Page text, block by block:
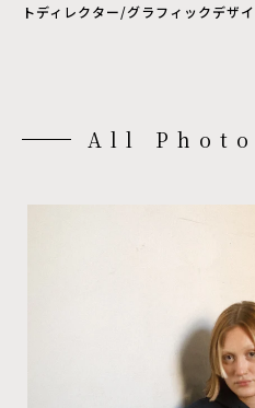
トディレクター/グラフィックデザ
All Photo